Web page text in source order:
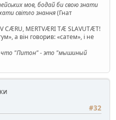
мов, бодай би свою знати
світло знання(Гнат
CÆRU, MERTVÆRI TÆ SLAVUTÆT!
а він говорив: «сатем», і не
"Питон" - это "мышиный
#32